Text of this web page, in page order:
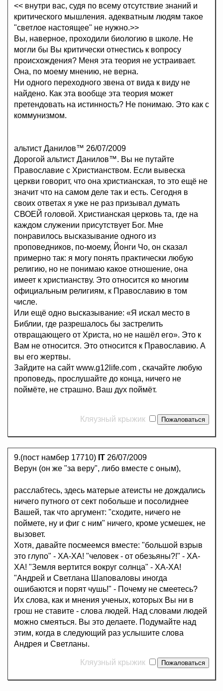
<< внутри вас, судя по всему отсутствие знаний и
критического мышления. адекватным людям такое
"светлое настоящее" не нужно.>>
Вы, наверное, проходили биологию в школе. Не
могли бы Вы критически отнестись к вопросу
происхождения? Меня эта теория не устраивает.
Она, по моему мнению, не верна.
Ни одного переходного звена от вида к виду не
найдено. Как эта вообще эта теория может
претендовать на истинность? Не понимаю. Это как с
коммунизмом.
альтист Данилов™ 26/07/2009
Дорогой альтист Данилов™. Вы не путайте
Православие с Христианством. Если вывеска
церкви говорит, что она христианская, то это ещё не
значит что на самом деле так и есть. Сегодня в
своих ответах я уже не раз призывал думать
СВОЕЙ головой. Христианская церковь та, где на
каждом служении присутствует Бог. Мне
понравилось высказывание одного из
проповедников, по-моему, Йонги Чо, он сказал
примерно так: я могу понять практически любую
религию, но не понимаю какое отношение, она
имеет к христианству. Это относится ко многим
официальным религиям, к Православию в том
числе.
Или ещё одно высказывание: «Я искал место в
Библии, где разрешалось бы застрелить
отвращающего от Христа, но не нашёл его». Это к
Вам не относится. Это относится к Православию. А
вы его жертвы.
Зайдите на сайт www.g12life.com , скачайте любую
проповедь, прослушайте до конца, ничего не
поймёте, не страшно. Ваш дух поймёт.
Кляузный крыжик
9.(пост намбер 17710) IT 26/07/2009
Верун (он же "за веру", либо вместе с оным),
расслабтесь, здесь матерые атеисты не дождались
ничего путного от сект побольше и посолиднее
Вашей, так что аргумент: "сходите, ничего не
поймете, ну и фиг с ним" ничего, кроме усмешек, не
вызовет.
Хотя, давайте посмеемся вместе: "большой взрыв
это глупо" - ХА-ХА! "человек - от обезьяны?!" - ХА-
ХА! "Земля вертится вокруг солнца" - ХА-ХА!
"Андрей и Светлана Шаповаловы иногда
ошибаются и порят чушь!" - Почему не смеетесь?
Их слова, как и мнения ученых, которых Вы ни в
грош не ставите - слова людей. Над словами людей
можно смеяться. Вы это делаете. Подумайте над
этим, когда в следующий раз услышите слова
Андрея и Светланы.
Кляузный крыжик